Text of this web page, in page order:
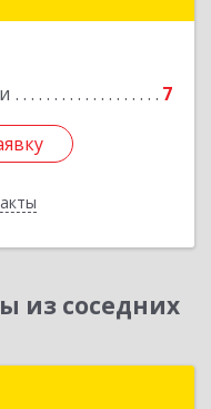
7
из соседних